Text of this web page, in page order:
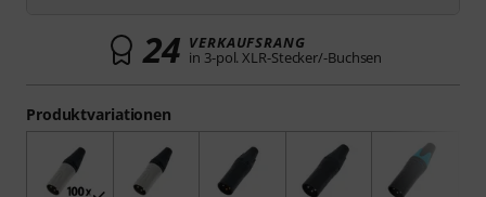
Produktvariationen
24 VERKAUFSRANG
in 3-pol. XLR-Stecker/-Buchsen